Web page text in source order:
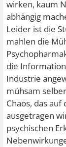
wirken, kaum
abhängig
Leider ist die
mahlen die
die
Industrie
mühsam
Chaos, das
ausgetragen
psychischen